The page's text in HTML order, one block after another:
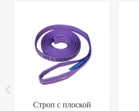
Строп с плоской